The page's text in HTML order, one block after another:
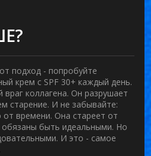
подход - попробуйте
крем с SPF 30+ каждый день.
коллагена. Он разрушает
старение. И не забывайте:
времени. Она стареет от
быть идеальными. Но
И это - самое